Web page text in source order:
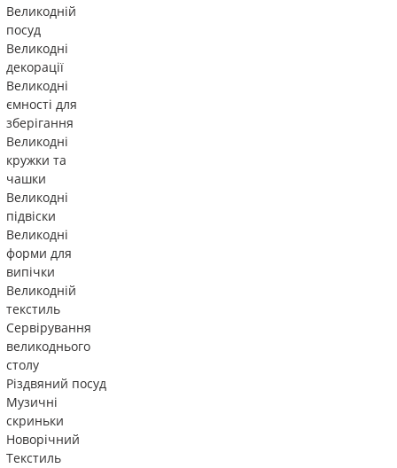
Великодній
посуд
Великодні
декорації
Великодні
ємності для
зберігання
Великодні
кружки та
чашки
Великодні
підвіски
Великодні
форми для
випічки
Великодній
текстиль
Сервірування
великоднього
столу
Різдвяний посуд
Музичні
скриньки
Новорічний
Текстиль